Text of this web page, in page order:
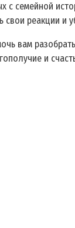
с семейной
свои реакции и
вам
и